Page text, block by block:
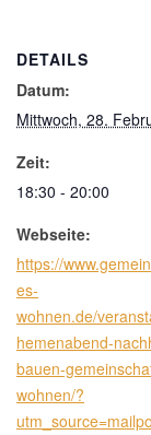
DETAILS
Datum:
Mittwoch, 28.
Zeit:
18:30 - 20:00
Webseite:
https://
es-
wohnen.de/
hemenabend-
bauen-
wohnen/?